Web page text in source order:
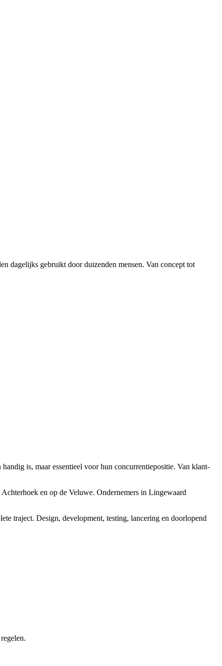
dagelijks gebruikt door duizenden mensen. Van concept tot
is, maar essentieel voor hun concurrentiepositie. Van klant-
en op de Veluwe. Ondernemers in Lingewaard
traject. Design, development, testing, lancering en doorlopend